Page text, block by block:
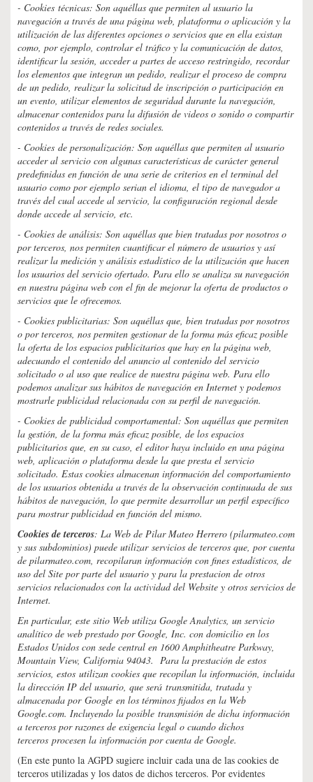
- Cookies técnicas: Son aquéllas que permiten al usuario la
navegación a través de una página web, plataforma o aplicación y la
utilización de las diferentes opciones o servicios que en ella existan
como, por ejemplo, controlar el tráfico y la comunicación de datos,
identificar la sesión, acceder a partes de acceso restringido, recordar
los elementos que integran un pedido, realizar el proceso de compra
de un pedido, realizar la solicitud de inscripción o participación en
un evento, utilizar elementos de seguridad durante la navegación,
almacenar contenidos para la difusión de videos o sonido o compartir
contenidos a través de redes sociales.
- Cookies de personalización: Son aquéllas que permiten al usuario
acceder al servicio con algunas características de carácter general
predefinidas en función de una serie de criterios en el terminal del
usuario como por ejemplo serian el idioma, el tipo de navegador a
través del cual accede al servicio, la configuración regional desde
donde accede al servicio, etc.
- Cookies de análisis: Son aquéllas que bien tratadas por nosotros o
por terceros, nos permiten cuantificar el número de usuarios y así
realizar la medición y análisis estadístico de la utilización que hacen
los usuarios del servicio ofertado. Para ello se analiza su navegación
en nuestra página web con el fin de mejorar la oferta de productos o
servicios que le ofrecemos.
- Cookies publicitarias: Son aquéllas que, bien tratadas por nosotros
o por terceros, nos permiten gestionar de la forma más eficaz posible
la oferta de los espacios publicitarios que hay en la página web,
adecuando el contenido del anuncio al contenido del servicio
solicitado o al uso que realice de nuestra página web. Para ello
podemos analizar sus hábitos de navegación en Internet y podemos
mostrarle publicidad relacionada con su perfil de navegación.
- Cookies de publicidad comportamental: Son aquéllas que permiten
la gestión, de la forma más eficaz posible, de los espacios
publicitarios que, en su caso, el editor haya incluido en una página
web, aplicación o plataforma desde la que presta el servicio
solicitado. Estas cookies almacenan información del comportamiento
de los usuarios obtenida a través de la observación continuada de sus
hábitos de navegación, lo que permite desarrollar un perfil específico
para mostrar publicidad en función del mismo.
Cookies de terceros: La Web de Pilar Mateo Herrero (pilarmateo.com
y sus subdominios) puede utilizar servicios de terceros que, por cuenta
de pilarmateo.com, recopilaran información con fines estadísticos, de
uso del Site por parte del usuario y para la prestacion de otros
servicios relacionados con la actividad del Website y otros servicios de
Internet.
En particular, este sitio Web utiliza Google Analytics, un servicio
analítico de web prestado por Google, Inc. con domicilio en los
Estados Unidos con sede central en 1600 Amphitheatre Parkway,
Mountain View, California 94043. Para la prestación de estos
servicios, estos utilizan cookies que recopilan la información, incluida
la dirección IP del usuario, que será transmitida, tratada y
almacenada por Google en los términos fijados en la Web
Google.com. Incluyendo la posible transmisión de dicha información
a terceros por razones de exigencia legal o cuando dichos
terceros procesen la información por cuenta de Google.
(En este punto la AGPD sugiere incluir cada una de las cookies de
terceros utilizadas y los datos de dichos terceros. Por evidentes